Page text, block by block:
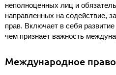
неполноценных лиц и
направленных на содействие,
прав. Включает в себя
чем признает важность
Международное право